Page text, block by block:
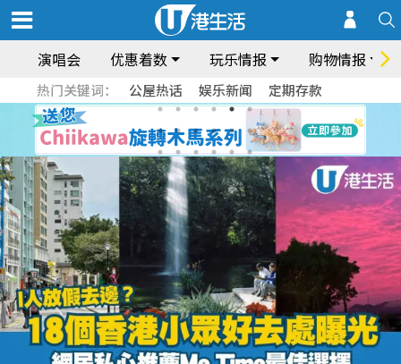
演唱会 优惠着数 玩乐情报 购物情报
热门关键词： 公屋热话 娱乐新闻 定期存款